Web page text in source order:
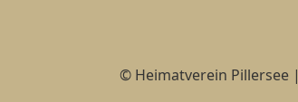
© Heimatverein Pillersee |